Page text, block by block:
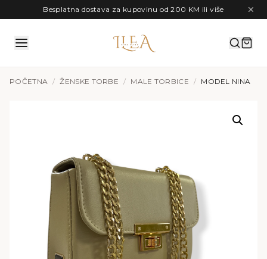
Preskoči na sadržajBesplatna dostava za kupovinu od 200 KM ili više
POČETNA / ŽENSKE TORBE / MALE TORBICE / MODEL NINA